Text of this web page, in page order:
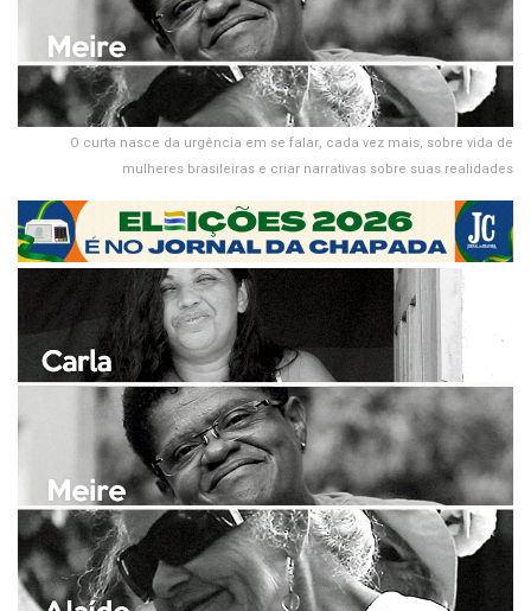
O curta nasce da urgência em se falar, cada vez mais, sobre vida de
mulheres brasileiras e criar narrativas sobre suas realidades